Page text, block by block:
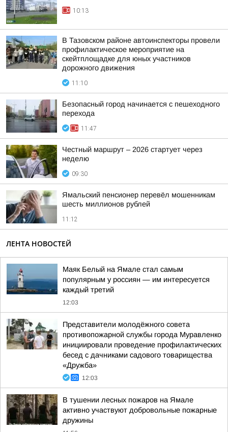
10:13
В Тазовском районе автоинспекторы провели
профилактическое мероприятие на
скейтплощадке для юных участников
дорожного движения
11:10
Безопасный город начинается с пешеходного
перехода
11:47
Честный маршрут – 2026 стартует через
неделю
09:30
Ямальский пенсионер перевёл мошенникам
шесть миллионов рублей
11:12
ЛЕНТА НОВОСТЕЙ
Маяк Белый на Ямале стал самым
популярным у россиян — им интересуется
каждый третий
12:03
Представители молодёжного совета
противопожарной службы города Муравленко
инициировали проведение профилактических
бесед с дачниками садового товарищества
«Дружба»
12:03
В тушении лесных пожаров на Ямале
активно участвуют добровольные пожарные
дружины